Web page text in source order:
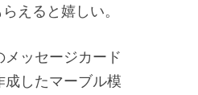
えると嬉しい。
メッセージカード
成したマーブル模